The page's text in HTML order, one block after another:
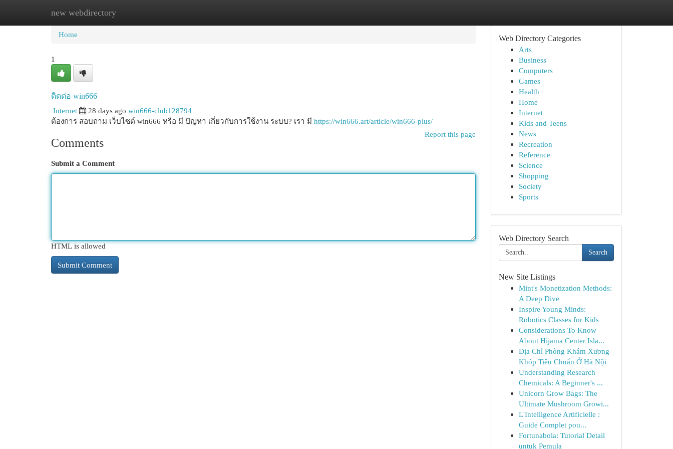
new webdirectory
Home New Site Listings
Home
1
ติดต่อ win666
Internet
28 days ago win666-club128794
ต้องการ สอบถาม เว็บไซต์ win666 หรือ มี ปัญหา เกี่ยวกับการใช้งาน ระบบ? เรา มี https://win666.art/article/win666-plus/
Report this page
Comments
Submit a Comment
HTML is allowed
Web Directory Categories
Arts
Business
Computers
Games
Health
Home
Internet
Kids and Teens
News
Recreation
Reference
Science
Shopping
Society
Sports
Web Directory Search
Search
New Site Listings
Mint's Monetization Methods:
A Deep Dive
Inspire Young Minds:
Robotics Classes for Kids
Considerations To Know
About Hijama Center Isla...
Địa Chỉ Phòng Khám Xương
Khóp Tiêu Chuẩn Ở Hà Nội
Understanding Research
Chemicals: A Beginner's ...
Unicorn Grow Bags: The
Ultimate Mushroom Growi...
L'Intelligence Artificielle :
Guide Complet pou...
Fortunabola: Tutorial Detail
untuk Pemula